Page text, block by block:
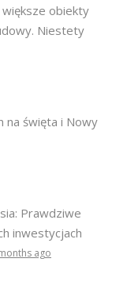
obiekty
Niestety
na święta i Nowy
Prawdziwe
inwestycjach
ago